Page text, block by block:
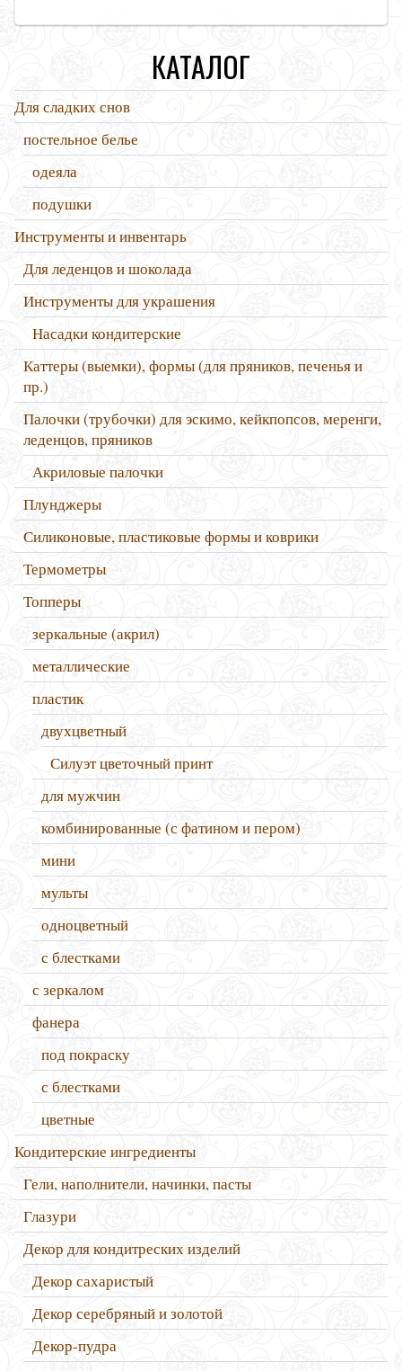
КАТАЛОГ
Для сладких снов
постельное белье
одеяла
подушки
Инструменты и инвентарь
Для леденцов и шоколада
Инструменты для украшения
Насадки кондитерские
Каттеры (выемки), формы (для пряников, печенья и
пр.)
Палочки (трубочки) для эскимо, кейкпопсов, меренги,
леденцов, пряников
Акриловые палочки
Плунджеры
Силиконовые, пластиковые формы и коврики
Термометры
Топперы
зеркальные (акрил)
металлические
пластик
двухцветный
Силуэт цветочный принт
для мужчин
комбинированные (с фатином и пером)
мини
мульты
одноцветный
с блестками
с зеркалом
фанера
под покраску
с блестками
цветные
Кондитерские ингредиенты
Гели, наполнители, начинки, пасты
Глазури
Декор для кондитреских изделий
Декор сахаристый
Декор серебряный и золотой
Декор-пудра